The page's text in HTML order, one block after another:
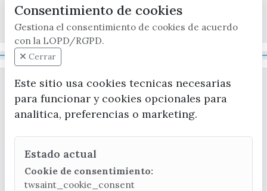
x / twitter facebook youtube instagram
CONTACTA CON LA OFICINA DE TURISMO
(+34) 952 541 104
Consentimiento de cookies
Gestiona el consentimiento de cookies de acuerdo
con la LOPD/RGPD.
Cerrar
Este sitio usa cookies tecnicas necesarias
para funcionar y cookies opcionales para
analitica, preferencias o marketing.
Estado actual
Cookie de consentimiento:
twsaint_cookie_consent